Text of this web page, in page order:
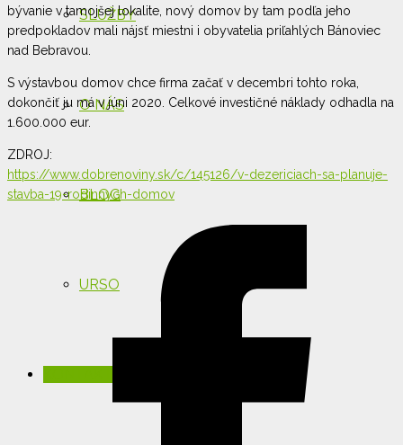
SLUŽBY
O NÁS
BLOG
URSO
bývanie v tamojšej lokalite, nový domov by tam podľa jeho
predpokladov mali nájsť miestni i obyvatelia priľahlých Bánoviec
nad Bebravou.
S výstavbou domov chce firma začať v decembri tohto roka,
dokončiť ju má v júni 2020. Celkové investičné náklady odhadla na
1.600.000 eur.
ZDROJ:
https://www.dobrenoviny.sk/c/145126/v-dezericiach-sa-planuje-
stavba-19-rodinnych-domov